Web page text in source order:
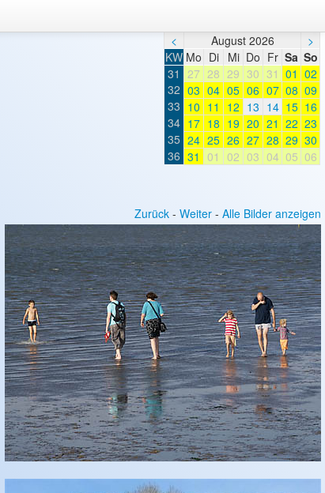
<
August 2026
>
KW Mo Di Mi Do Fr Sa So
31
27 28 29 30 31 01 02
32 03 04 05 06 07 08 09
33 10 11 12 13 14 15 16
34 17 18 19 20 21 22 23
35 24 25 26 27 28 29 30
36 31 01 02 03 04 05 06
Zurück- Weiter- Alle Bilder anzeigen